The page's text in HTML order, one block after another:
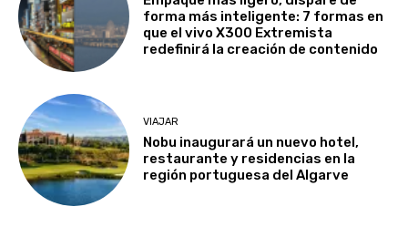
forma más inteligente: 7 formas en
que el vivo X300 Extremista
redefinirá la creación de contenido
VIAJAR
Nobu inaugurará un nuevo hotel,
restaurante y residencias en la
región portuguesa del Algarve